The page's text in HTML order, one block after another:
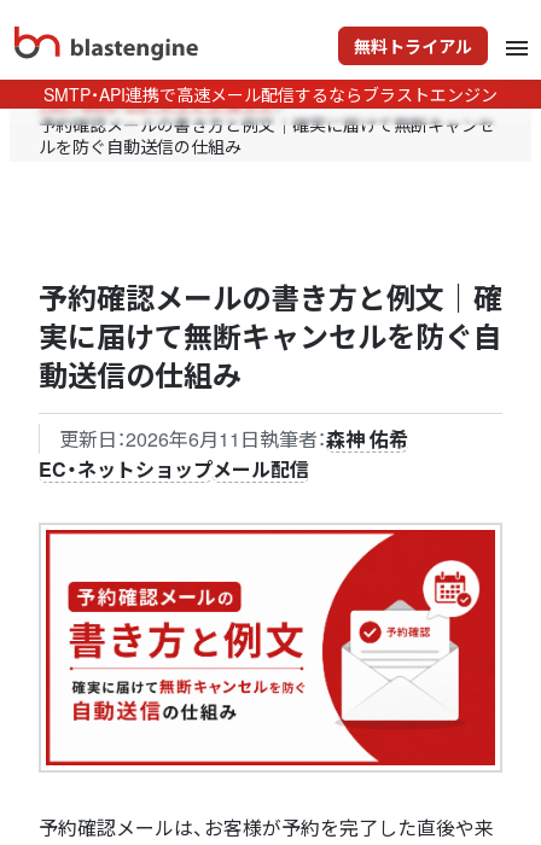
無料トライアル menu
SMTP・API連携で高速メール配信するならブラストエンジン
TOP>Blog>EC・ネットショップ>
予約確認メールの書き方と例文｜確実に届けて無断キャンセ
ルを防ぐ自動送信の仕組み
予約確認メールの書き方と例文｜確
実に届けて無断キャンセルを防ぐ自
動送信の仕組み
更新日：2026年6月11日執筆者：森神 佑希
EC・ネットショップメール配信
予約確認メールは、お客様が予約を完了した直後や来